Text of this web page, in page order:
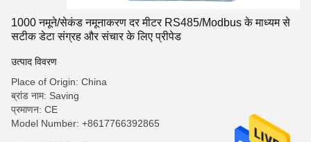
1000 नमूने/सेकंड नमूनाकरण दर मीटर RS485/Modbus के माध्यम से
सटीक डेटा संग्रह और संचार के लिए प्रीपेड
उत्पाद विवरण
Place of Origin: China
ब्रांड नाम: Saving
प्रमाणन: CE
Model Number: +8617766392865